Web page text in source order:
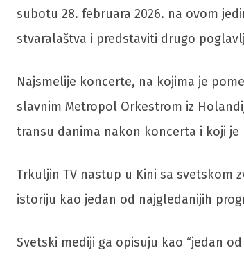
subotu 28. februara 2026. na ovom
stvaralaštva i predstaviti drugo
Najsmelije koncerte, na kojima je
slavnim Metropol Orkestrom iz
transu danima nakon koncerta i koji
Trkuljin TV nastup u Kini sa svetskom
istoriju kao jedan od najgledanijih
Svetski mediji ga opisuju kao “jedan